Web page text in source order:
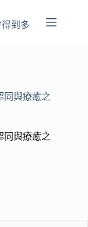
到多
同與療癒之
同與療癒之